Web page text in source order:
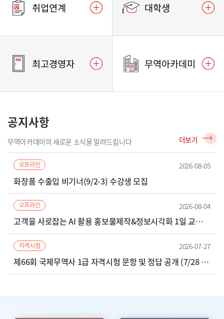
취업연계 대학생
최고경영자 무역아카데미
공지사항
무역아카데미의 새로운 소식을 알려드립니다 더보기
오프라인
화장품 수출입 비기너(9/2-3) 수강생 모집
2026-08-05
오프라인
고객을 사로잡는 AI 활용 홍보물제작&정보시각화 1일 교육 (8/25, 선착순 접수)
2026-08-04
자격시험
제66회 국제무역사 1급 자격시험 문항 및 정답 공개 (7/28 까지)
2026-07-27